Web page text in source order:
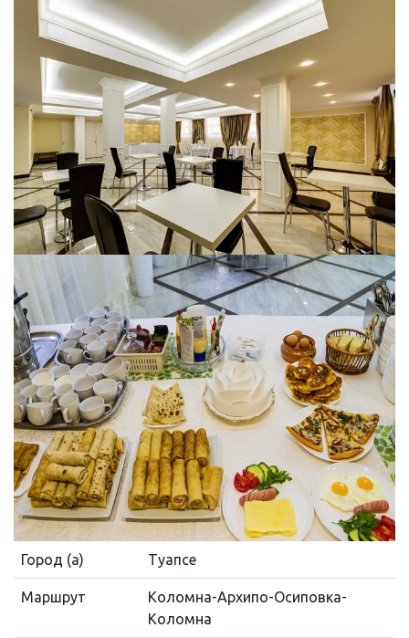
Город (а) Туапсе
Маршрут
Коломна-Архипо-Осиповка-
Коломна